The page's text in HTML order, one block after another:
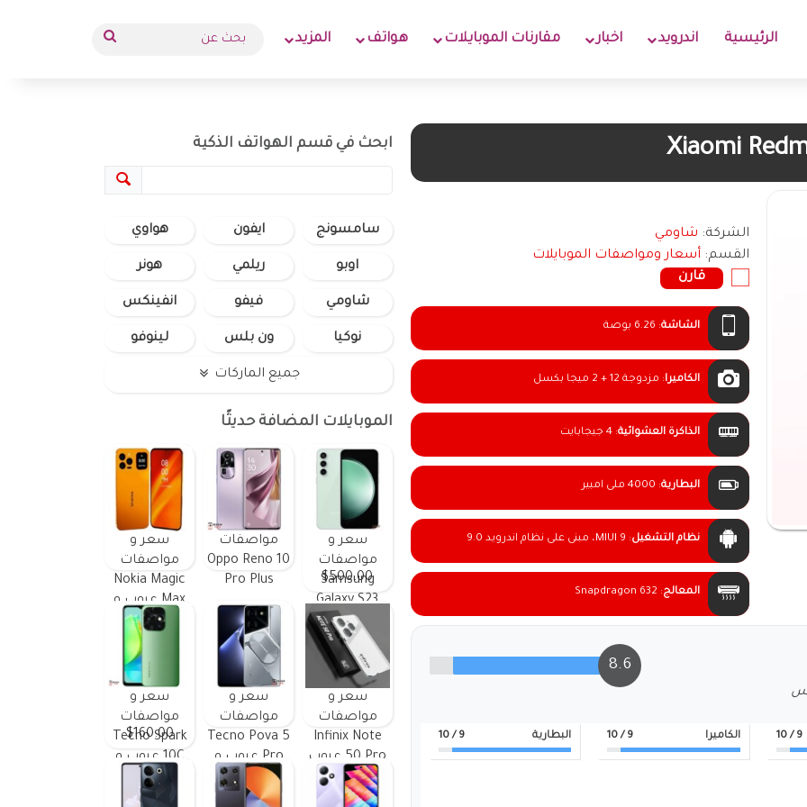
الرئيسية اندرويد اخبار مقارنات الموبايلات هواتف المزيد بحث
Xiaomi
الشركة: شاومي
القسم: أسعار ومواصفات الموبايلات
قارن
الشاشة: 6.26 بوصة
الكاميرا: مزدوجة 12 + 2 ميجا بكسل
الذاكرة العشوائية:4 جيجابايت
البطارية: 4000 ملى امبير
نظام التشغيل: MIUI 9، مبنى على نظام اندرويد 9.0
المعالج:
Snapdragon 632
8.6
9
/ 10 الكاميرا 9
/ 10 البطارية 9
/ 10
ابحث في قسم الهواتف الذكية
سامسونج ايفون هواوي
اوبو ريلمي هونر
شاومي فيفو انفينكس
نوكيا ون بلس لينوفو
جميع الماركات
الموبايلات المضافة حديثًا
سعر و
مواصفات
Samsung
Galaxy S23
FE ومميزات
وعيوب
$500.00
مواصفات
Oppo Reno 10
Pro Plus
سعر و
مواصفات
Nokia Magic
Max عيوب و
مميزات
سعر و
مواصفات
Infinix Note
50 Pro عيوب
و مميزات
سعر و
مواصفات
Tecno Pova 5
Pro عيوب و
مميزات
سعر و
مواصفات
Tecno Spark
10C عيوب و
مميزات
$160.00